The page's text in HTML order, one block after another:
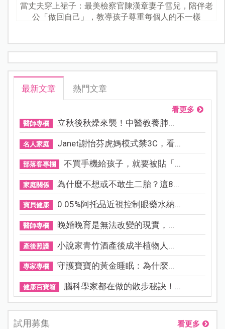
當丈夫穿上裙子：最美檢察官陳漢章妻子雪兒，陪伴老
公「做回自己」，教導孩子尊重每個人的不一樣
最新文章 熱門文章
看更多
醫師專欄 立秋後秋燥來襲！中醫教養肺...
名人家庭 Janet謝怡芬虎媽模式禁3C，看...
部落客專欄 不買手機給孩子，就要被貼「...
家庭關係 為什麼不想或不敢生二胎？這8...
寶貝健康 0.05%阿托品近視控制眼藥水納...
醫師專欄 晚婚晚育是無法改變的現實，...
產後照護 小說家青竹酒產後成半植物人...
專家專欄 守護寶寶的黃金睡眠：為什麼...
健康百寶箱 腦科學家都在做的散步秘訣！...
試用募集 看更多